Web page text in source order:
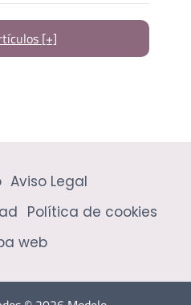
[+]
Aviso Legal
Política de cookies
web